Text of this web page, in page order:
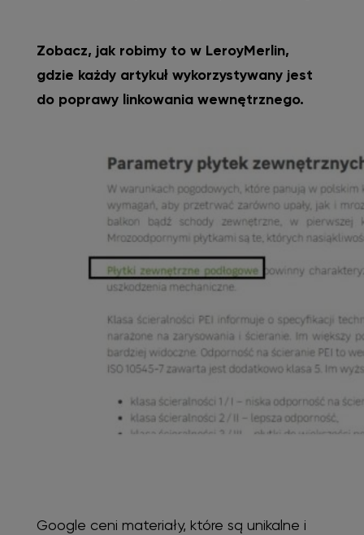
Zobacz, jak robimy to w LeroyMerlin,
gdzie każdy artykuł wykorzystywany jest
do poprawy linkowania wewnętrznego.
Google ceni materiały, które są unikalne i